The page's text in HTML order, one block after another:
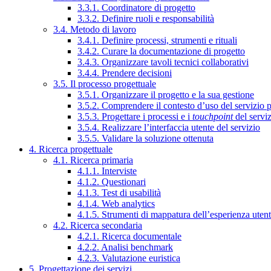
3.3.1. Coordinatore di progetto
3.3.2. Definire ruoli e responsabilità
3.4. Metodo di lavoro
3.4.1. Definire processi, strumenti e rituali
3.4.2. Curare la documentazione di progetto
3.4.3. Organizzare tavoli tecnici collaborativi
3.4.4. Prendere decisioni
3.5. Il processo progettuale
3.5.1. Organizzare il progetto e la sua gestione
3.5.2. Comprendere il contesto d’uso del servizio
3.5.3. Progettare i processi e i touchpointdel
3.5.4. Realizzare l’interfaccia utente del servizio
3.5.5. Validare la soluzione ottenuta
4. Ricerca progettuale
4.1. Ricerca primaria
4.1.1. Interviste
4.1.2. Questionari
4.1.3. Test di usabilità
4.1.4. Web analytics
4.1.5. Strumenti di mappatura dell’esperienza
4.2. Ricerca secondaria
4.2.1. Ricerca documentale
4.2.2. Analisi benchmark
4.2.3. Valutazione euristica
5. Progettazione dei servizi